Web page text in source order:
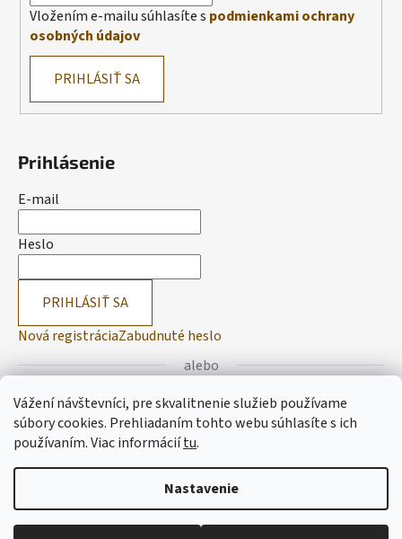
Vážení návštevníci, pre skvalitnenie služieb používame
súbory cookies. Prehliadaním tohto webu súhlasíte s ich
používaním.Viac informáciítu.
Nastavenie
Vložením e-mailu súhlasíte s podmienkami ochrany
osobných údajov
PRIHLÁSIŤ SA
Prihlásenie
E-mail
Heslo
PRIHLÁSIŤ SA
Nová registráciaZabudnuté heslo
alebo
Prihlásiť sa cez Facebook
Prihlásiť sa cez Google
Vytvoril Shoptet